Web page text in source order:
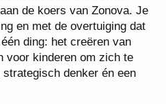
die bewust
de koers van Zonova.
en met de overtuiging
één ding: het creëren
voor kinderen om zich
strategisch denker én